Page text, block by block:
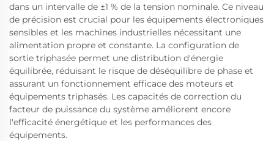
dans un intervalle de ±1 % de la tension nominale. Ce niveau
de précision est crucial pour les équipements électroniques
sensibles et les machines industrielles nécessitant une
alimentation propre et constante. La configuration de
sortie triphasée permet une distribution d'énergie
équilibrée, réduisant le risque de déséquilibre de phase et
assurant un fonctionnement efficace des moteurs et
équipements triphasés. Les capacités de correction du
facteur de puissance du système améliorent encore
l'efficacité énergétique et les performances des
équipements.